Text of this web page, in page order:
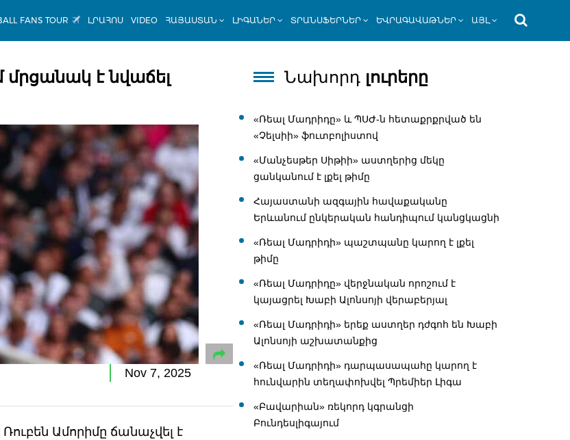
FANS TOUR ԼՐԱՀՈՍ VIDEO ՀԱՅԱՍՏԱՆ ԼԻԳԱՆԵՐ ՏՐԱՆՍՖԵՐՆԵՐ ԵՎՐԱԳԱՎԱԹՆԵՐ ԱՅԼ
է նվաճել
Nov 7, 2025
Ամորիմը ճանաչվել է
Նախորդ լուրերը
«Ռեալ Մադրիդը» և ՊՍԺ-ն հետաքրքրված են
«Չելսիի» ֆուտբոլիստով
«Մանչեսթեր Սիթիի» աստղերից մեկը
ցանկանում է լքել թիմը
Հայաստանի ազգային հավաքականը
Երևանում ընկերական հանդիպում կանցկացնի
«Ռեալ Մադրիդի» պաշտպանը կարող է լքել
թիմը
«Ռեալ Մադրիդը» վերջնական որոշում է
կայացրել Խաբի Ալոնսոյի վերաբերյալ
«Ռեալ Մադրիդի» երեք աստղեր դժգոհ են Խաբի
Ալոնսոյի աշխատանքից
«Ռեալ Մադրիդի» դարպասապահը կարող է
հունվարին տեղափոխվել Պրեմիեր Լիգա
«Բավարիան» ռեկորդ կգրանցի
Բունդեսլիգայում